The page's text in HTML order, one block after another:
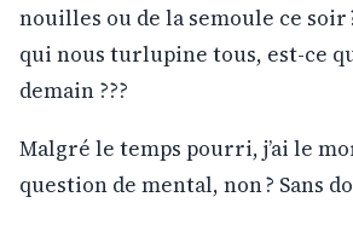
nouilles ou de la semoule ce soir
qui nous turlupine tous, est-ce
demain ???
Malgré le temps pourri, j’ai le
question de mental, non ? Sans